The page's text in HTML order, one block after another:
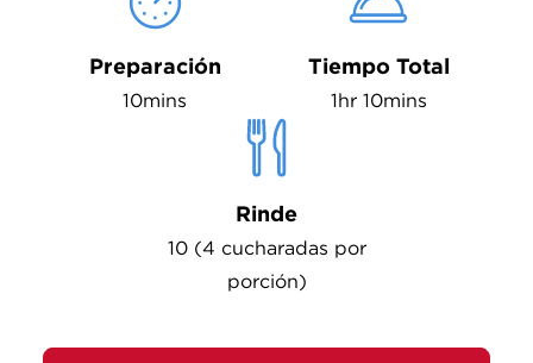
Preparación
10mins
Tiempo Total
1hr 10mins
Rinde
10 (4 cucharadas por
porción)